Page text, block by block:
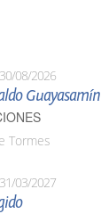
30/08/2026
Guayasamín
Tormes
31/03/2027